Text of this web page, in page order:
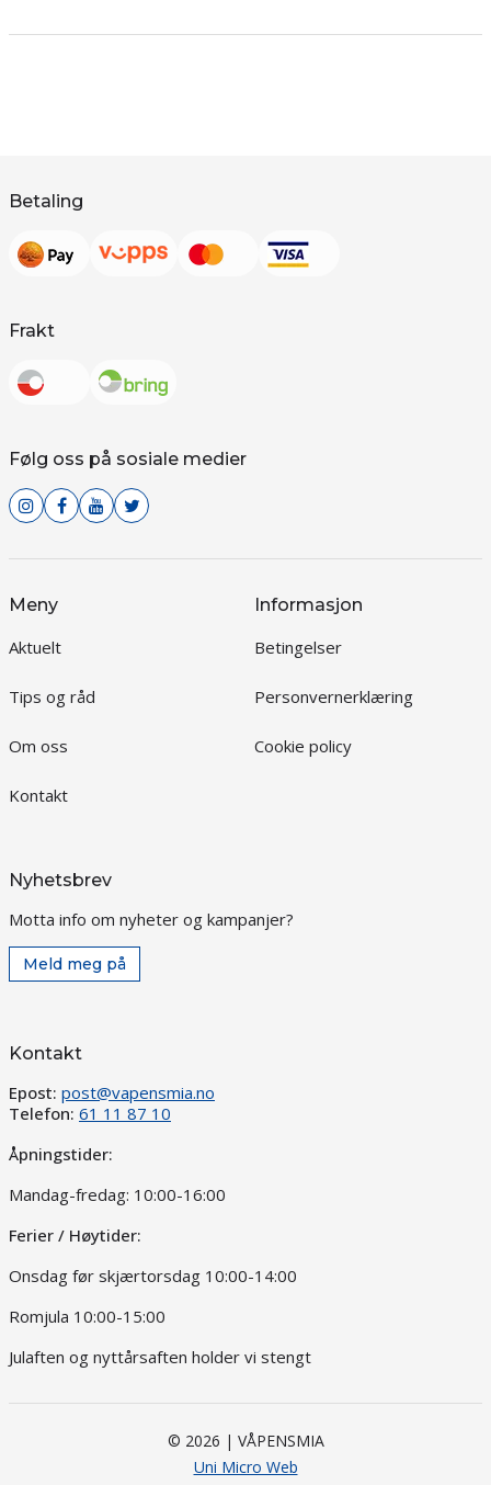
Betaling
Frakt
Følg oss på sosiale medier
Meny
Aktuelt
Tips og råd
Om oss
Kontakt
Informasjon
Betingelser
Personvernerklæring
Cookie policy
Nyhetsbrev
Motta info om nyheter og kampanjer?
Meld meg på
Kontakt
Epost: post@vapensmia.no
Telefon: 61 11 87 10
Åpningstider:
Mandag-fredag: 10:00-16:00
Ferier / Høytider:
Onsdag før skjærtorsdag 10:00-14:00
Romjula 10:00-15:00
Julaften og nyttårsaften holder vi stengt
© 2026 | VÅPENSMIA
Uni Micro Web